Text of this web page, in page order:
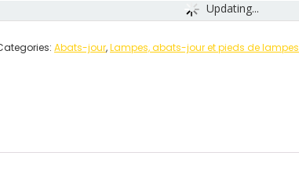
Updating...
Abats-jour,Lampes, abats-jour et pieds de lampes